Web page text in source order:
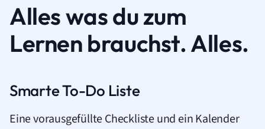
Alles was du zum
Lernen brauchst. Alles.
Smarte To-Do Liste
Eine vorausgefüllte Checkliste und ein Kalender